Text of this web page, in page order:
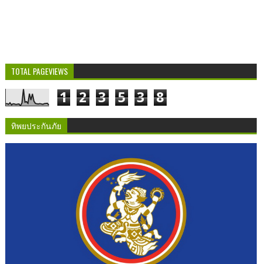
TOTAL PAGEVIEWS
1 2 3 5 3 8
ทิพยประกันภัย